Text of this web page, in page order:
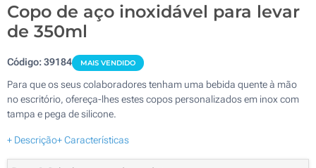
Copo de aço inoxidável para levar
de 350ml
Código:39184 MAIS VENDIDO
Para que os seus colaboradores tenham uma bebida quente à mão
no escritório, ofereça-lhes estes copos personalizados em inox com
tampa e pega de silicone.
+ Descrição+ Características